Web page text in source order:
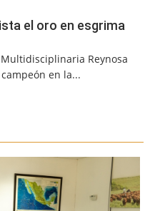
el oro en esgrima
Reynosa
en la...